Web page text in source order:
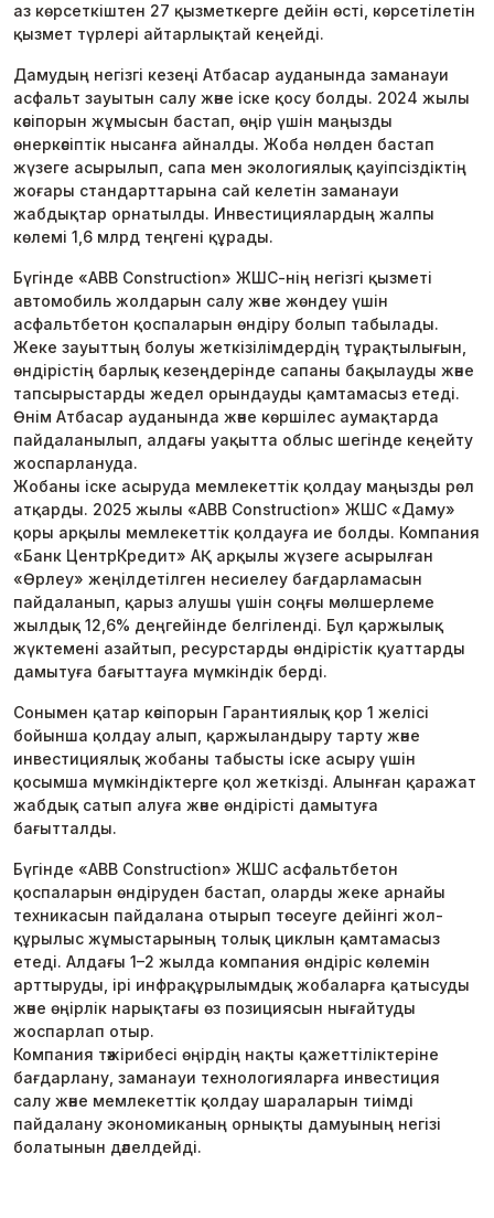
аз көрсеткіштен 27 қызметкерге дейін өсті, көрсетілетін
қызмет түрлері айтарлықтай кеңейді.
Дамудың негізгі кезеңі Атбасар ауданында заманауи
асфальт зауытын салу және іске қосу болды. 2024 жылы
кәсіпорын жұмысын бастап, өңір үшін маңызды
өнеркәсіптік нысанға айналды. Жоба нөлден бастап
жүзеге асырылып, сапа мен экологиялық қауіпсіздіктің
жоғары стандарттарына сай келетін заманауи
жабдықтар орнатылды. Инвестициялардың жалпы
көлемі 1,6 млрд теңгені құрады.
Бүгінде «ABB Construction» ЖШС-нің негізгі қызметі
автомобиль жолдарын салу және жөндеу үшін
асфальтбетон қоспаларын өндіру болып табылады.
Жеке зауыттың болуы жеткізілімдердің тұрақтылығын,
өндірістің барлық кезеңдерінде сапаны бақылауды және
тапсырыстарды жедел орындауды қамтамасыз етеді.
Өнім Атбасар ауданында және көршілес аумақтарда
пайдаланылып, алдағы уақытта облыс шегінде кеңейту
жоспарлануда.
Жобаны іске асыруда мемлекеттік қолдау маңызды рөл
атқарды. 2025 жылы «ABB Construction» ЖШС «Даму»
қоры арқылы мемлекеттік қолдауға ие болды. Компания
«Банк ЦентрКредит» АҚ арқылы жүзеге асырылған
«Өрлеу» жеңілдетілген несиелеу бағдарламасын
пайдаланып, қарыз алушы үшін соңғы мөлшерлеме
жылдық 12,6% деңгейінде белгіленді. Бұл қаржылық
жүктемені азайтып, ресурстарды өндірістік қуаттарды
дамытуға бағыттауға мүмкіндік берді.
Сонымен қатар кәсіпорын Гарантиялық қор 1 желісі
бойынша қолдау алып, қаржыландыру тарту және
инвестициялық жобаны табысты іске асыру үшін
қосымша мүмкіндіктерге қол жеткізді. Алынған қаражат
жабдық сатып алуға және өндірісті дамытуға
бағытталды.
Бүгінде «ABB Construction» ЖШС асфальтбетон
қоспаларын өндіруден бастап, оларды жеке арнайы
техникасын пайдалана отырып төсеуге дейінгі жол-
құрылыс жұмыстарының толық циклын қамтамасыз
етеді. Алдағы 1–2 жылда компания өндіріс көлемін
арттыруды, ірі инфрақұрылымдық жобаларға қатысуды
және өңірлік нарықтағы өз позициясын нығайтуды
жоспарлап отыр.
Компания тәжірибесі өңірдің нақты қажеттіліктеріне
бағдарлану, заманауи технологияларға инвестиция
салу және мемлекеттік қолдау шараларын тиімді
пайдалану экономиканың орнықты дамуының негізі
болатынын дәлелдейді.